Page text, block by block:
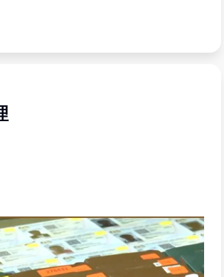
业执照经营生意，即使实际经营者是
正是本地配偶，使执法难度进一步增
意的问题备受社会关注。